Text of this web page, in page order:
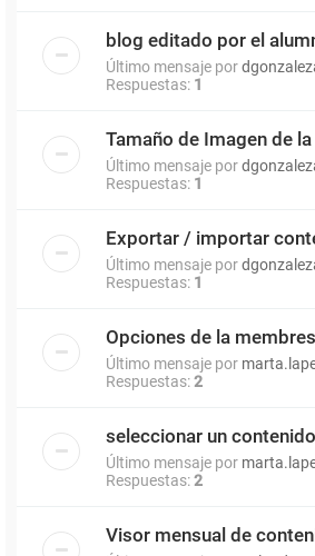
blog editado por el
Último mensaje por
Respuestas: 1
Tamaño de Imagen de
Último mensaje por
Respuestas: 1
Exportar / importar
Último mensaje por
Respuestas: 1
Opciones de la
Último mensaje por
Respuestas:2
seleccionar un contenido
Último mensaje por
Respuestas:2
Visor mensual de